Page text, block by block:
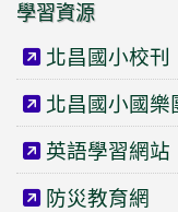
學習資源
北昌國小校刊
北昌國小國樂
英語學習網站
防災教育網